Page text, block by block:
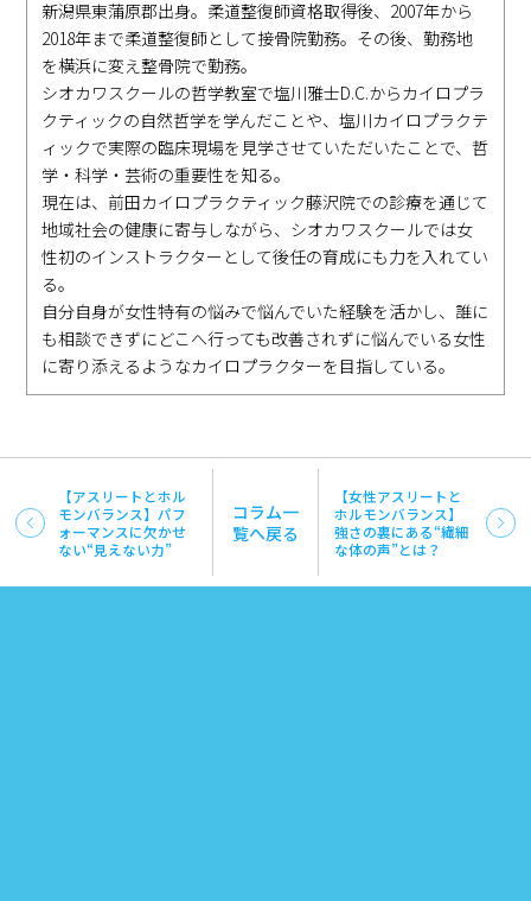
新潟県東蒲原郡出身。柔道整復師資格取得後、2007年から
2018年まで柔道整復師として接骨院勤務。その後、勤務地
を横浜に変え整骨院で勤務。
シオカワスクールの哲学教室で塩川雅士D.C.からカイロプラ
クティックの自然哲学を学んだことや、塩川カイロプラクテ
ィックで実際の臨床現場を見学させていただいたことで、哲
学・科学・芸術の重要性を知る。
現在は、前田カイロプラクティック藤沢院での診療を通じて
地域社会の健康に寄与しながら、シオカワスクールでは女
性初のインストラクターとして後任の育成にも力を入れてい
る。
自分自身が女性特有の悩みで悩んでいた経験を活かし、誰に
も相談できずにどこへ行っても改善されずに悩んでいる女性
に寄り添えるようなカイロプラクターを目指している。
【アスリートとホル
モンバランス】パフ
ォーマンスに欠かせ
ない“見えない力”
コラム一
覧へ戻る
【女性アスリートと
ホルモンバランス】
強さの裏にある“繊細
な体の声”とは？